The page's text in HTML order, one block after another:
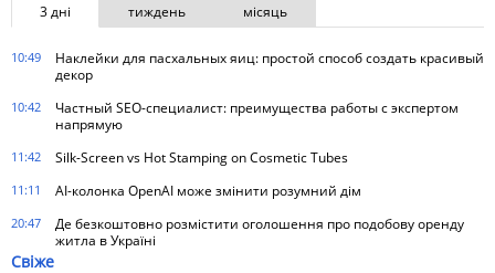
3 дні тиждень місяць
10:49
Наклейки для пасхальных яиц: простой способ создать красивый
декор
10:42
Частный SEO-специалист: преимущества работы с экспертом
напрямую
11:42 Silk-Screen vs Hot Stamping on Cosmetic Tubes
11:11 AI-колонка OpenAI може змінити розумний дім
20:47
Де безкоштовно розмістити оголошення про подобову оренду
житла в Україні
Свіже